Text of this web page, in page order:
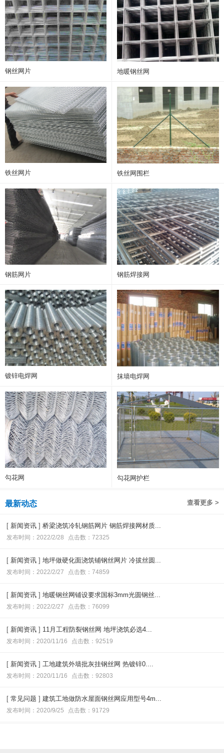
钢丝网片 地暖钢丝网
铁丝网片 铁丝网围栏
钢筋网片 钢筋焊接网
镀锌电焊网 抹墙电焊网
勾花网 勾花网护栏
查看更多 >
最新动态
[ 新闻资讯 ] 桥梁浇筑冷轧钢筋网片 钢筋焊接网材质...
发布时间：2022/2/28 点击数：72325
[ 新闻资讯 ] 地坪做硬化面浇筑铺钢丝网片 冷拔丝圆...
发布时间：2022/2/27 点击数：74859
[ 新闻资讯 ] 地暖钢丝网铺设要求国标3mm光圆钢丝...
发布时间：2022/2/27 点击数：76099
[ 新闻资讯 ] 11月工程防裂钢丝网 地坪浇筑必选4...
发布时间：2020/11/16 点击数：92519
[ 新闻资讯 ] 工地建筑外墙批灰挂钢丝网 热镀锌0....
发布时间：2020/11/16 点击数：92803
[ 常见问题 ] 建筑工地做防水屋面钢丝网应用型号4m...
发布时间：2020/9/25 点击数：91729